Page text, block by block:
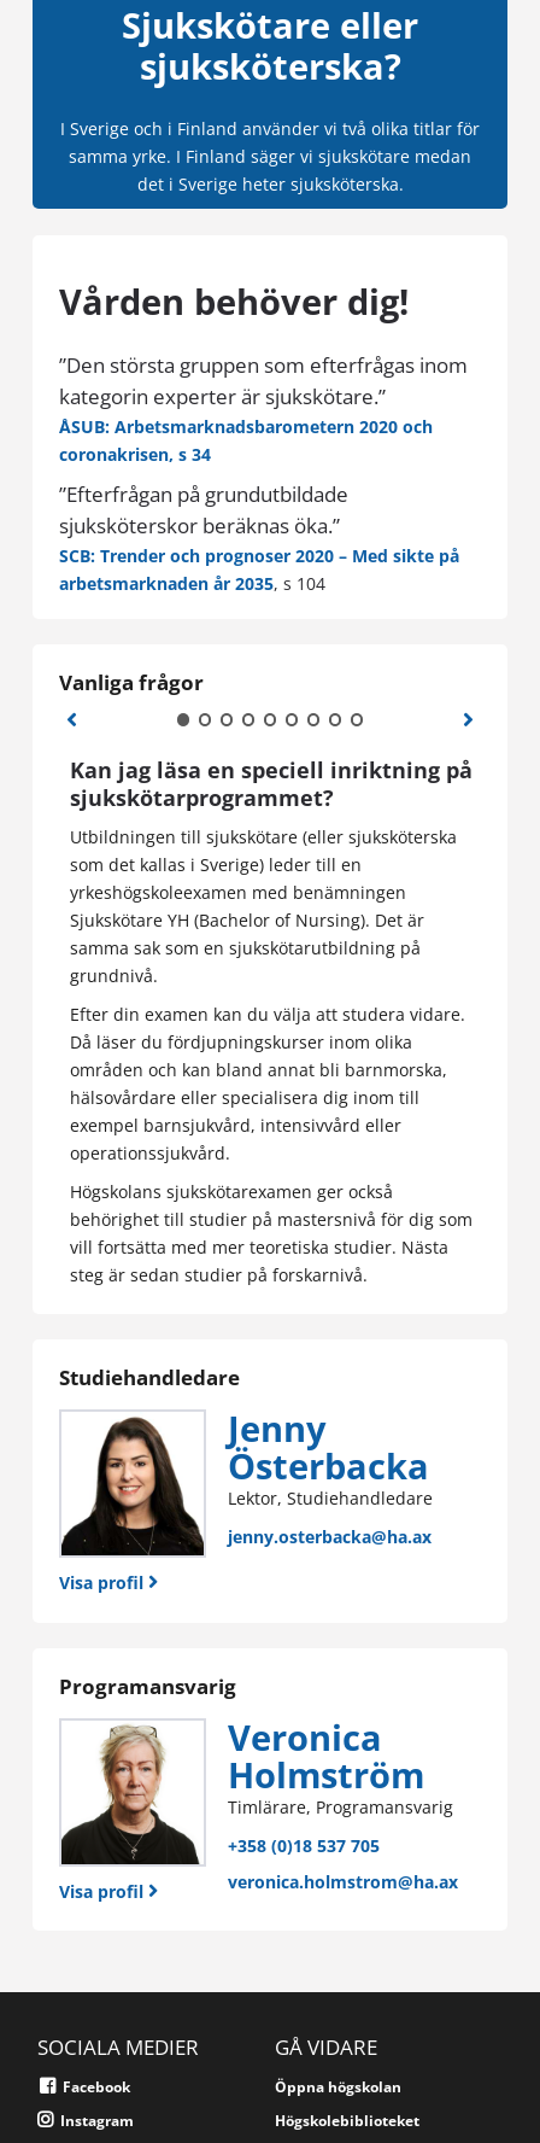
Sjukskötare eller
sjuksköterska?
I Sverige och i Finland använder vi två olika titlar för
samma yrke. I Finland säger vi sjukskötare medan
det i Sverige heter sjuksköterska.
Vården behöver dig!
”Den största gruppen som efterfrågas inom
kategorin experter är sjukskötare.”
ÅSUB: Arbetsmarknadsbarometern 2020 och
coronakrisen, s 34
”Efterfrågan på grundutbildade
sjuksköterskor beräknas öka.”
SCB: Trender och prognoser 2020 – Med sikte på
arbetsmarknaden år 2035, s 104
Vanliga frågor
Kan jag läsa en speciell inriktning på
sjukskötarprogrammet?
Utbildningen till sjukskötare (eller sjuksköterska
som det kallas i Sverige) leder till en
yrkeshögskoleexamen med benämningen
Sjukskötare YH (Bachelor of Nursing). Det är
samma sak som en sjukskötarutbildning på
grundnivå.
Efter din examen kan du välja att studera vidare.
Då läser du fördjupningskurser inom olika
områden och kan bland annat bli barnmorska,
hälsovårdare eller specialisera dig inom till
exempel barnsjukvård, intensivvård eller
operationssjukvård.
Högskolans sjukskötarexamen ger också
behörighet till studier på mastersnivå för dig som
vill fortsätta med mer teoretiska studier. Nästa
steg är sedan studier på forskarnivå.
Studiehandledare
Visa profil
Jenny
Österbacka
Lektor, Studiehandledare
jenny.osterbacka@ha.ax
Programansvarig
Visa profil
Veronica
Holmström
Timlärare, Programansvarig
+358 (0)18 537 705
veronica.holmstrom@ha.ax
SOCIALA MEDIER
Facebook
Instagram
GÅ VIDARE
Öppna högskolan
Högskolebiblioteket